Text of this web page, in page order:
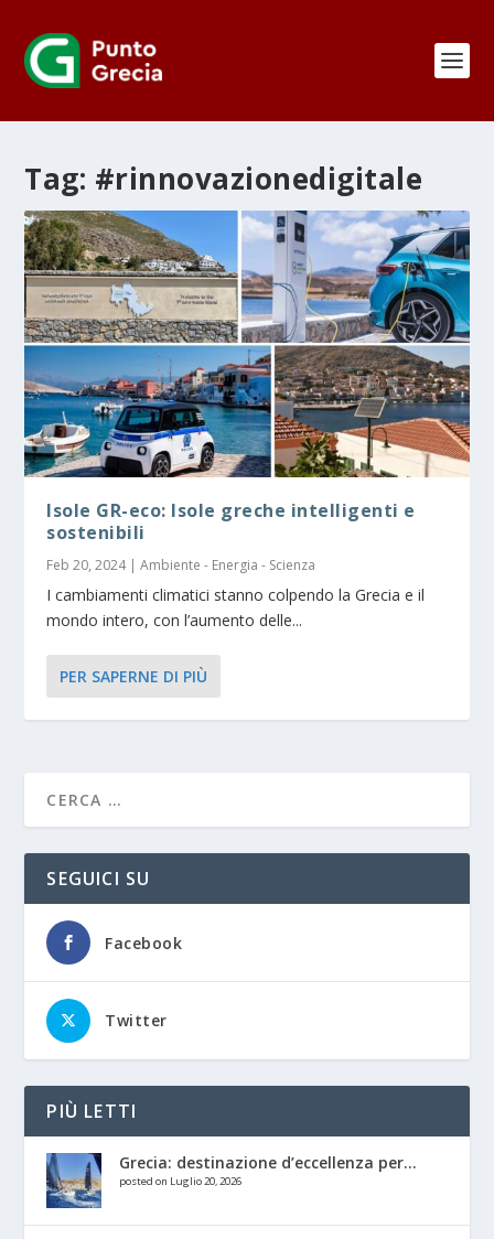
Tag: #rinnovazionedigitale
Isole GR-eco: Isole greche intelligenti e
sostenibili
Feb 20, 2024|Ambiente - Energia - Scienza
I cambiamenti climatici stanno colpendo la Grecia e il
mondo intero, con l’aumento delle...
PER SAPERNE DI PIÙ
SEGUICI SU
Facebook
Twitter
PIÙ LETTI
Grecia: destinazione d’eccellenza per...
posted on Luglio 20, 2026